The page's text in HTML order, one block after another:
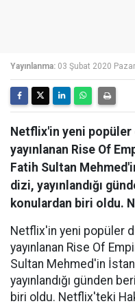
Yayınlanma: 03 Şubat 2020
Netflix'in yeni
yayınlanan Rise Of
Fatih Sultan
dizi, yayınlandığı
konulardan biri oldu.
Netflix'in yeni popüler
yayınlanan Rise Of
Sultan Mehmed'in
yayınlandığı günden
biri oldu. Netflix'teki